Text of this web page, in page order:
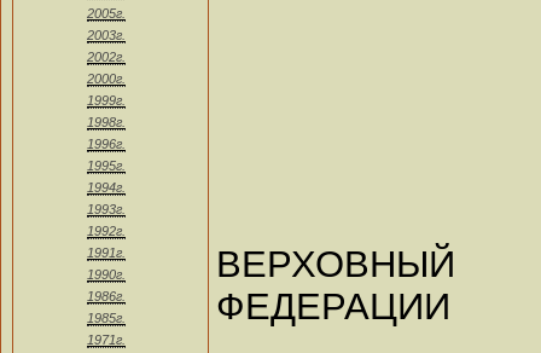
2005г.
2003г.
2002г.
2000г.
1999г.
1998г.
1996г.
1995г.
1994г.
1993г.
1992г.
1991г.
1990г.
1986г.
1985г.
1971г.
ФЕДЕРАЦИИ